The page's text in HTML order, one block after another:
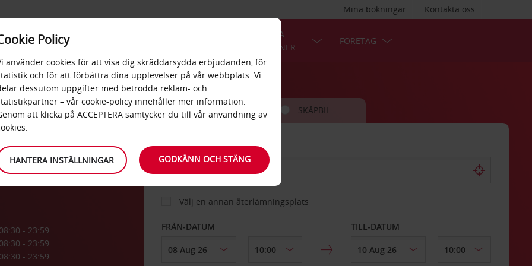
Kontakta oss
Mina bokningar
ERBJUDANDEN
POPULÄRA
DESTINATIONER
FÖRETAG
08:30 - 23:59
08:30 - 23:59
08:30 - 23:59
BIL SKÅPBIL
HÄMTA FRÅN
Välj en annan återlämningsplats
FRÅN-DATUM TILL-DATUM
Policy
använder cookies för att visa dig skräddarsydda erbjudanden, för
och för att förbättra dina upplevelser på vår webbplats. Vi
dessutom uppgifter med betrodda reklam- och
– vår cookie-policy innehåller mer information.
att klicka på ACCEPTERA samtycker du till vår användning av
HANTERA INSTÄLLNINGAR GODKÄNN OCH STÄNG